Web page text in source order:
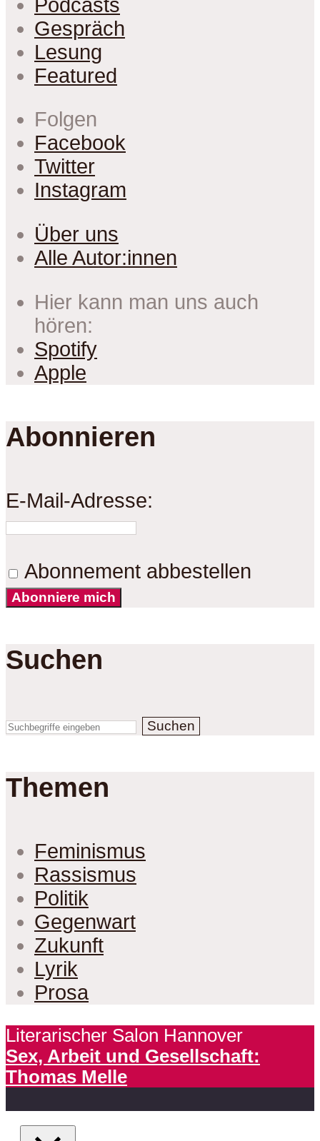
Podcasts
Gespräch
Lesung
Featured
Folgen
Facebook
Twitter
Instagram
Über uns
Alle Autor:innen
Hier kann man uns auch
hören:
Spotify
Apple
Abonnieren
E-Mail-Adresse:
Abonnement abbestellen
Abonniere mich
Suchen
Suchen
Themen
Feminismus
Rassismus
Politik
Gegenwart
Zukunft
Lyrik
Prosa
Literarischer Salon Hannover
Sex, Arbeit und Gesellschaft:
Thomas Melle